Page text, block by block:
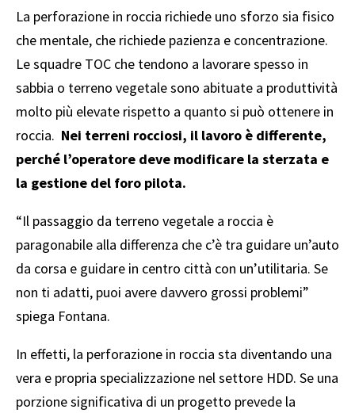
La perforazione in roccia richiede uno sforzo sia fisico
che mentale, che richiede pazienza e concentrazione.
Le squadre TOC che tendono a lavorare spesso in
sabbia o terreno vegetale sono abituate a produttività
molto più elevate rispetto a quanto si può ottenere in
roccia. Nei terreni rocciosi, il lavoro è differente,
perché l’operatore deve modificare la sterzata e
la gestione del foro pilota.
“Il passaggio da terreno vegetale a roccia è
paragonabile alla differenza che c’è tra guidare un’auto
da corsa e guidare in centro città con un’utilitaria. Se
non ti adatti, puoi avere davvero grossi problemi”
spiega Fontana.
In effetti, la perforazione in roccia sta diventando una
vera e propria specializzazione nel settore HDD. Se una
porzione significativa di un progetto prevede la